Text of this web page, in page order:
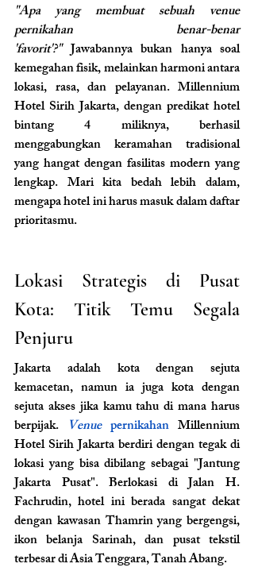
"Apa yang membuat sebuah venue
pernikahan benar-benar
'favorit'?" Jawabannya bukan hanya soal
kemegahan fisik, melainkan harmoni antara
lokasi, rasa, dan pelayanan. Millennium
Hotel Sirih Jakarta, dengan predikat hotel
bintang 4 miliknya, berhasil
menggabungkan keramahan tradisional
yang hangat dengan fasilitas modern yang
lengkap. Mari kita bedah lebih dalam,
mengapa hotel ini harus masuk dalam daftar
prioritasmu.
Lokasi Strategis di Pusat
Kota: Titik Temu Segala
Penjuru
Jakarta adalah kota dengan sejuta
kemacetan, namun ia juga kota dengan
sejuta akses jika kamu tahu di mana harus
berpijak. Venue pernikahan Millennium
Hotel Sirih Jakarta berdiri dengan tegak di
lokasi yang bisa dibilang sebagai "Jantung
Jakarta Pusat". Berlokasi di Jalan H.
Fachrudin, hotel ini berada sangat dekat
dengan kawasan Thamrin yang bergengsi,
ikon belanja Sarinah, dan pusat tekstil
terbesar di Asia Tenggara, Tanah Abang.